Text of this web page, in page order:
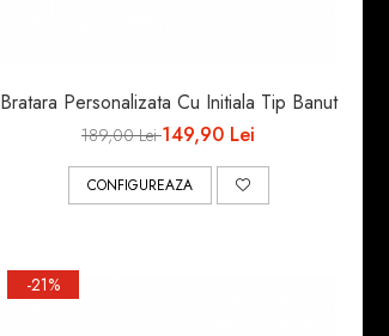
Bratara Personalizata Cu Initiala Tip Banut
189,00 Lei149,90 Lei
CONFIGUREAZA
-21%